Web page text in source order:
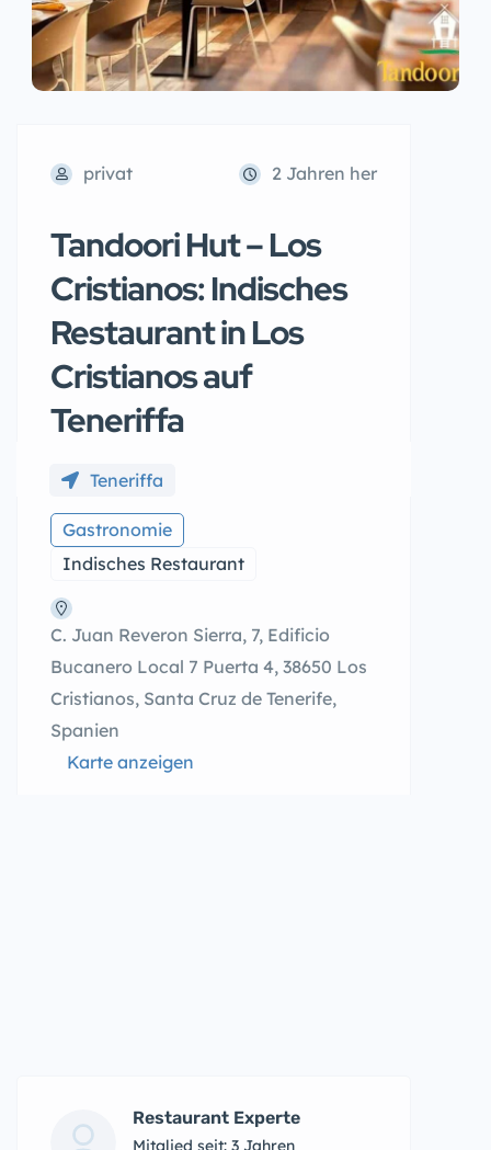
privat 2 Jahren her
Tandoori Hut – Los
Cristianos: Indisches
Restaurant in Los
Cristianos auf
Teneriffa
Teneriffa
Gastronomie
Indisches Restaurant
C. Juan Reveron Sierra, 7, Edificio
Bucanero Local 7 Puerta 4, 38650 Los
Cristianos, Santa Cruz de Tenerife,
Spanien
Karte anzeigen
Restaurant Experte
Mitglied seit: 3 Jahren